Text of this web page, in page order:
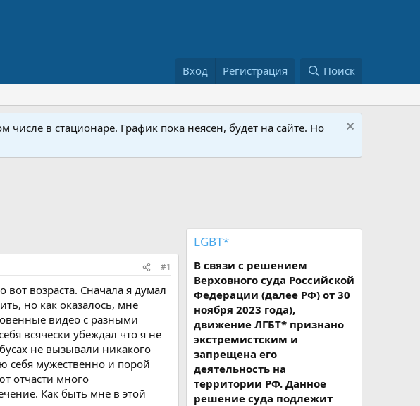
Вход Регистрация Поиск
в стационаре. График пока неясен, будет на сайте. Но
#1
вот возраста. Сначала я думал
но как оказалось, мне
видео с разными
всячески убеждал что я не
не вызывали никакого
себя мужественно и порой
отчасти много
Как быть мне в этой
LGBT*
В связи с решением
Верховного суда Российской
Федерации (далее РФ) от 30
ноября 2023 года),
движение ЛГБТ* признано
экстремистским и
запрещена его
деятельность на
территории РФ. Данное
решение суда подлежит